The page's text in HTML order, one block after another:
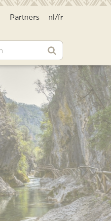
Partners nl /fr
Zoeken